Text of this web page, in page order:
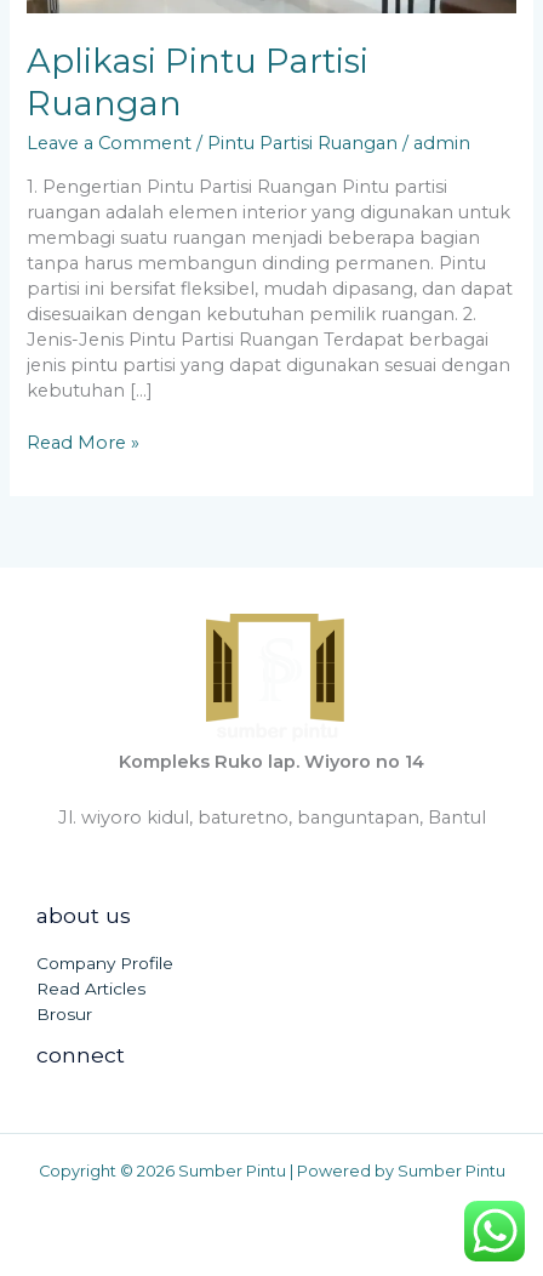
Aplikasi Pintu Partisi
Ruangan
Leave a Comment / Pintu Partisi Ruangan / admin
1. Pengertian Pintu Partisi Ruangan Pintu partisi
ruangan adalah elemen interior yang digunakan untuk
membagi suatu ruangan menjadi beberapa bagian
tanpa harus membangun dinding permanen. Pintu
partisi ini bersifat fleksibel, mudah dipasang, dan dapat
disesuaikan dengan kebutuhan pemilik ruangan. 2.
Jenis-Jenis Pintu Partisi Ruangan Terdapat berbagai
jenis pintu partisi yang dapat digunakan sesuai dengan
kebutuhan […]
Read More »
Kompleks Ruko lap. Wiyoro no 14
Jl. wiyoro kidul, baturetno, banguntapan, Bantul
about us
Company Profile
Read Articles
Brosur
connect
Copyright © 2026 Sumber Pintu | Powered by Sumber Pintu